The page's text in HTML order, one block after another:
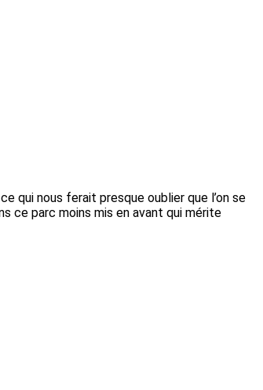
qui nous ferait presque oublier que l’on se
ce parc moins mis en avant qui mérite